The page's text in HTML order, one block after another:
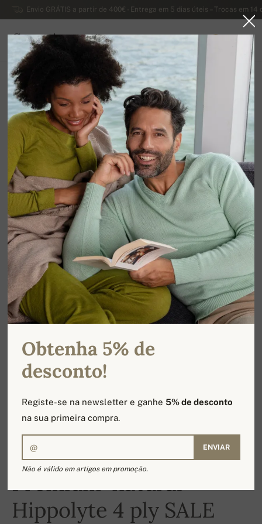
Envio GRÁTIS a partir de 400€ - Entrega em 5 dias úteis – Trocas em
Caxemira
PORTUGAL
Página principal SUÉTERES MASCULINOS
-16%
Premium-natural
Hippolyte 4 ply SALE
Obtenha 5% de
desconto!
Registe-se na newsletter e ganhe5% de desconto
na sua primeira compra.
ENVIAR
Não é válido em artigos em promoção.